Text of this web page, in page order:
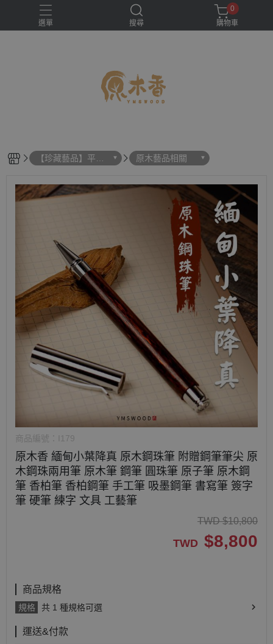
選單 搜尋
0
購物車
【珍藏藝品】平安
扣、無事牌、雕刻
原木藝品相關
商品編號： I179
原木香 緬甸小葉降真 原木鋼珠筆 附贈鋼筆筆尖 原
木鋼珠兩用筆 原木筆 鋼筆 圓珠筆 原子筆 原木鋼
筆 香柏筆 香柏鋼筆 手工筆 吸墨鋼筆 書寫筆 簽字
筆 硬筆 練字 文具 工藝筆
TWD $10,800
TWD $8,800
商品規格
規格 共 1 種規格可選
運送&付款